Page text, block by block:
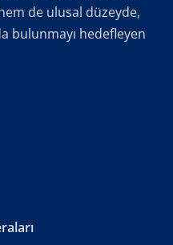
de ulusal düzeyde,
bulunmayı hedefleyen